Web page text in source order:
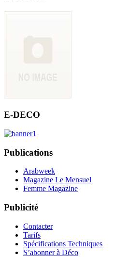
E-DECO
Publications
Arabweek
Magazine Le Mensuel
Femme Magazine
Publicité
Contacter
Tarifs
Spécifications Techniques
S’abonner à Déco